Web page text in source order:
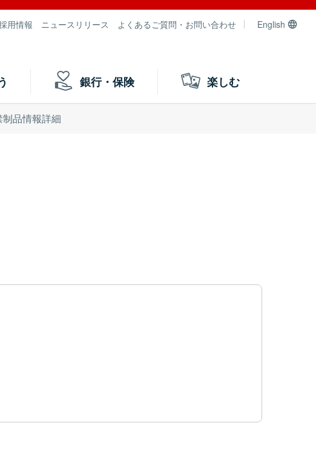
用情報 ニュースリリース よくあるご質問・お問い合わせ English
銀行・保険 楽しむ
制品情報詳細